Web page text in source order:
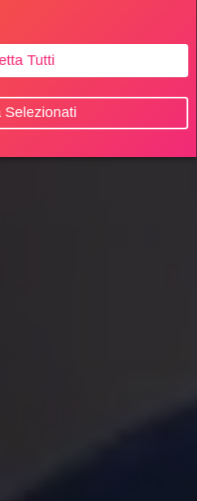
Tutti
Selezionati